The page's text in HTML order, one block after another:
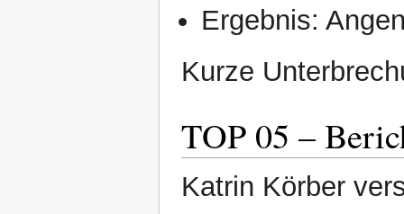
Ergebnis:
Kurze
TOP 05 –
Katrin Körber